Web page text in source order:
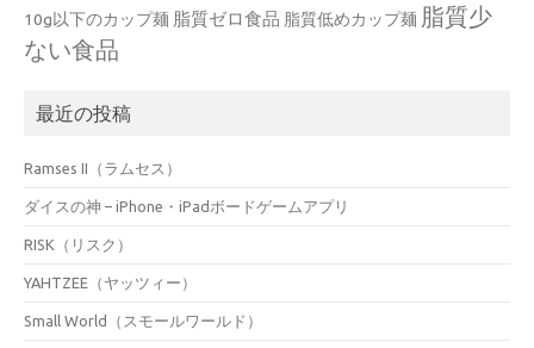
10g以下のカップ麺 脂質ゼロ食品 脂質低めカップ麺 脂質少
ない食品
最近の投稿
Ramses II（ラムセス）
ダイスの神 – iPhone・iPadボードゲームアプリ
RISK（リスク）
YAHTZEE（ヤッツィー）
Small World（スモールワールド）